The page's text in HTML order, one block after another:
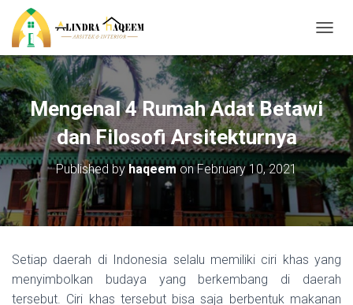
O
G
G
L
E
N
A
I
G
A
T
N
Mengenal 4 Rumah Adat Betawi
dan Filosofi Arsitekturnya
Published byhaqeemonFebruary 10, 2021
Setiap daerah di Indonesia selalu memiliki ciri khas yang
menyimbolkan budaya yang berkembang di daerah
tersebut. Ciri khas tersebut bisa saja berbentuk makanan